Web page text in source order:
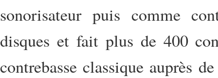
sonorisateur puis comme
disques et fait plus de 400
contrebasse classique auprès